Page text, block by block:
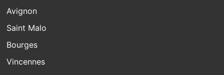
Avignon
Saint Malo
Bourges
Vincennes